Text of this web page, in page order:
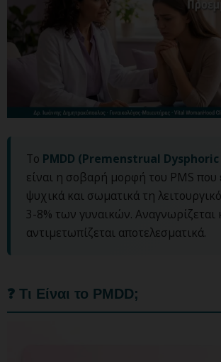
Το PMDD (Premenstrual
είναι η σοβαρή μορφή του PMS που
ψυχικά και σωματικά τη
3-8% των γυναικών. Αναγνωρίζεται
αντιμετωπίζεται αποτελεσματικά.
❓ Τι Είναι το PMDD;